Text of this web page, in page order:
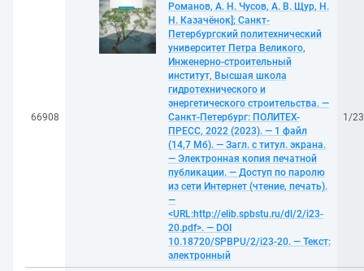
66908
Романов, А. Н. Чусов, А. В. Щур, Н.
Н. Казачёнок]; Санкт-
Петербургский политехнический
университет Петра Великого,
Инженерно-строительный
институт, Высшая школа
гидротехнического и
энергетического строительства. —
Санкт-Петербург: ПОЛИТЕХ-
ПРЕСС, 2022 (2023). — 1 файл
(14,7 Мб). — Загл. с титул. экрана.
— Электронная копия печатной
публикации. — Доступ по паролю
из сети Интернет (чтение, печать).
—
<URL:http://elib.spbstu.ru/dl/2/i23-
20.pdf>. — DOI
10.18720/SPBPU/2/i23-20. — Текст:
электронный
1/